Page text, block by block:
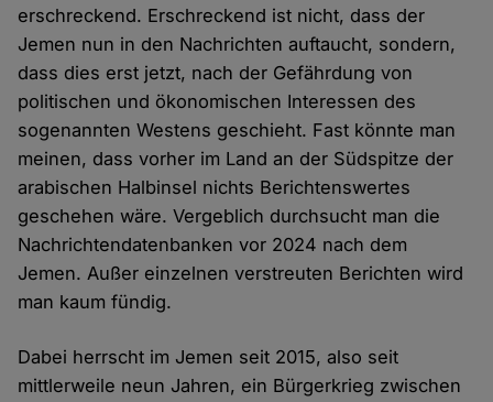
erschreckend. Erschreckend ist nicht, dass der
Jemen nun in den Nachrichten auftaucht, sondern,
dass dies erst jetzt, nach der Gefährdung von
politischen und ökonomischen Interessen des
sogenannten Westens geschieht. Fast könnte man
meinen, dass vorher im Land an der Südspitze der
arabischen Halbinsel nichts Berichtenswertes
geschehen wäre. Vergeblich durchsucht man die
Nachrichtendatenbanken vor 2024 nach dem
Jemen. Außer einzelnen verstreuten Berichten wird
man kaum fündig.
Dabei herrscht im Jemen seit 2015, also seit
mittlerweile neun Jahren, ein Bürgerkrieg zwischen